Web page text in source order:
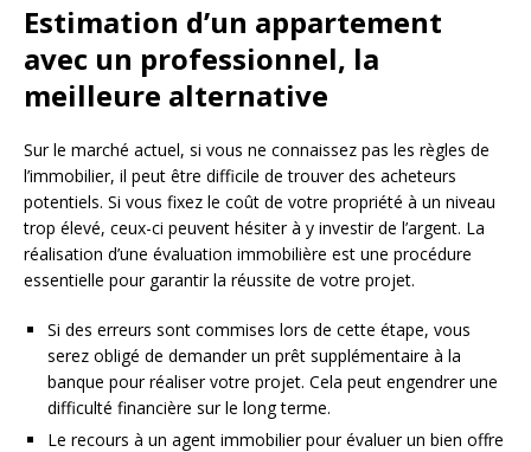
Estimation d’un appartement
avec un professionnel, la
meilleure alternative
Sur le marché actuel, si vous ne connaissez pas les règles de
l’immobilier, il peut être difficile de trouver des acheteurs
potentiels. Si vous fixez le coût de votre propriété à un niveau
trop élevé, ceux-ci peuvent hésiter à y investir de l’argent. La
réalisation d’une évaluation immobilière est une procédure
essentielle pour garantir la réussite de votre projet.
Si des erreurs sont commises lors de cette étape, vous
serez obligé de demander un prêt supplémentaire à la
banque pour réaliser votre projet. Cela peut engendrer une
difficulté financière sur le long terme.
Le recours à un agent immobilier pour évaluer un bien offre